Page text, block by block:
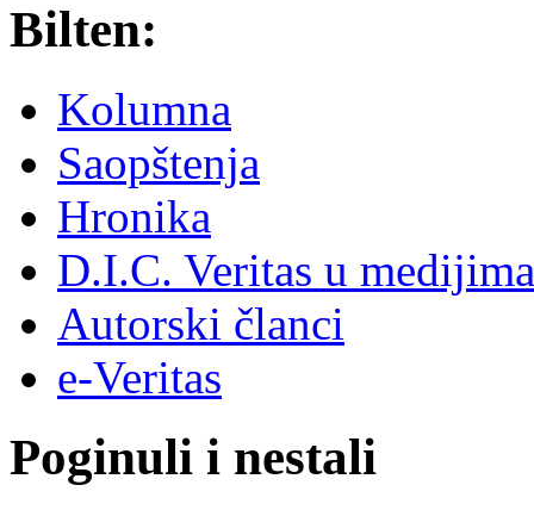
Bilten:
Kolumna
Saopštenja
Hronika
D.I.C. Veritas u medijima
Autorski članci
e-Veritas
Poginuli i nestali